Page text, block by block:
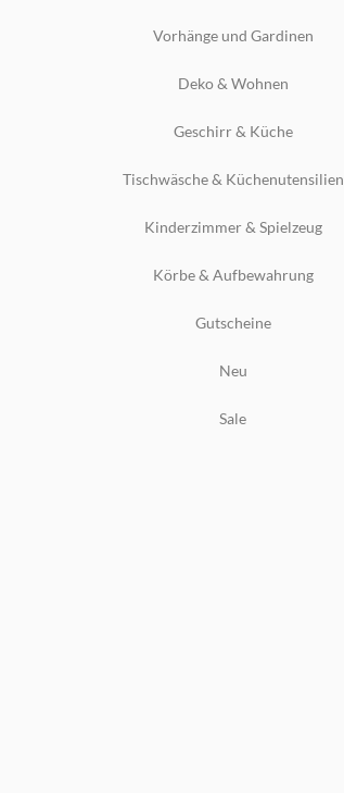
Vorhänge und Gardinen
Deko & Wohnen
Geschirr & Küche
Tischwäsche & Küchenutensilien
Kinderzimmer & Spielzeug
Körbe & Aufbewahrung
Gutscheine
Neu
Sale